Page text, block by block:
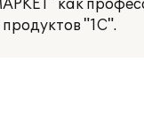
как
"1С".